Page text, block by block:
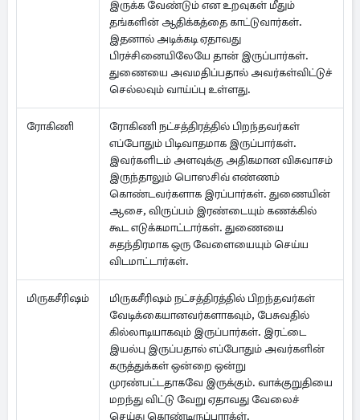
இருக்க வேண்டும் என உறவுகள் மீதும்
தங்களின் ஆதிக்கத்தை காட்டுவார்கள்.
இதனால் அடிக்கடி ஏதாவது
பிரச்சினையிலேயே தான் இருப்பார்கள்.
துணையை அவமதிப்பதால் அவர்கள்விட்டுச்
செல்லவும் வாய்ப்பு உள்ளது.
ரோகிணி
ரோகிணி நட்சத்திரத்தில் பிறந்தவர்கள்
எப்போதும் பிடிவாதமாக இருப்பார்கள்.
இவர்களிடம் அளவுக்கு அதிகமான விசுவாசம்
இருந்தாலும் பொஸசிவ் எண்ணம்
கொண்டவர்களாக இரப்பார்கள். துணையின்
ஆசை, விருப்பம் இரண்டையும் கணக்கில்
கூட எடுக்கமாட்டார்கள். துணையை
சுதந்திரமாக ஒரு வேளையையும் செய்ய
விடமாட்டார்கள்.
மிருகசீரிஷம்
மிருகசீரிஷம் நட்சத்திரத்தில் பிறந்தவர்கள்
வேடிக்கையானவர்களாகவும், பேசுவதில்
கில்லாடியாகவும் இருப்பார்கள். இரட்டை
இயல்பு இருப்பதால் எப்போதும் அவர்களின்
கருத்துக்கள் ஒன்றை ஒன்று
முரண்பட்டதாகவே இருக்கும். வாக்குறுதியை
மறந்து விட்டு வேறு ஏதாவது வேலைச்
செய்து கொண்டிருப்பாரக்ள்.